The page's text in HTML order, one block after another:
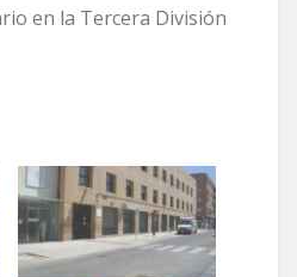
en la Tercera División